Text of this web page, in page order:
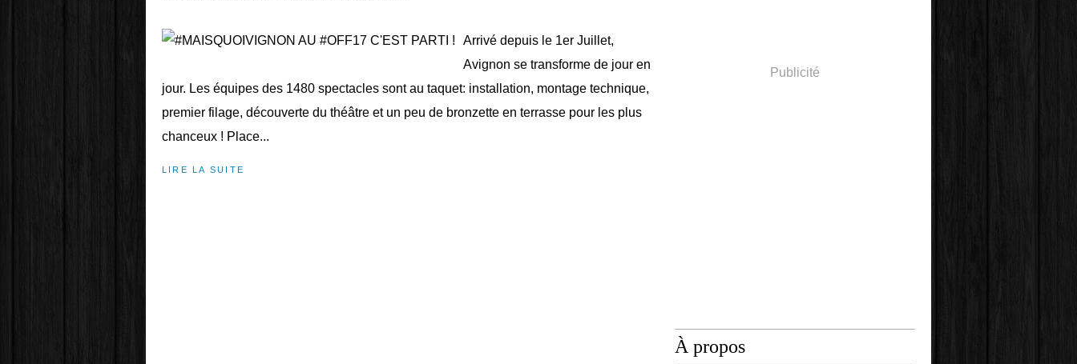
Arrivé depuis le 1er Juillet,
Avignon se transforme de jour en
jour. Les équipes des 1480 spectacles sont au taquet: installation, montage technique,
premier filage, découverte du théâtre et un peu de bronzette en terrasse pour les plus
chanceux ! Place...
LIRE LA SUITE
Publicité
À propos